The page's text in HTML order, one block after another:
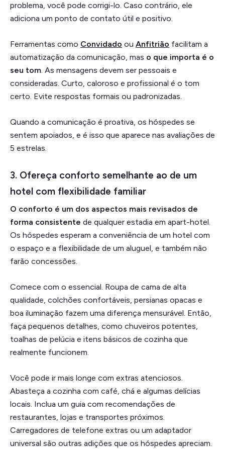
problema, você pode corrigi-lo. Caso contrário, ele
adiciona um ponto de contato útil e positivo.
Ferramentas como Convidado ou Anfitrião facilitam a
automatização da comunicação, mas o que importa é o
seu tom. As mensagens devem ser pessoais e
consideradas. Curto, caloroso e profissional é o tom
certo. Evite respostas formais ou padronizadas.
Quando a comunicação é proativa, os hóspedes se
sentem apoiados, e é isso que aparece nas avaliações de
5 estrelas.
3. Ofereça conforto semelhante ao de um
hotel com flexibilidade familiar
O conforto é um dos aspectos mais revisados de
forma consistente de qualquer estadia em apart-hotel.
Os hóspedes esperam a conveniência de um hotel com
o espaço e a flexibilidade de um aluguel, e também não
farão concessões.
Comece com o essencial. Roupa de cama de alta
qualidade, colchões confortáveis, persianas opacas e
boa iluminação fazem uma diferença mensurável. Então,
faça pequenos detalhes, como chuveiros potentes,
toalhas de pelúcia e itens básicos de cozinha que
realmente funcionem.
Você pode ir mais longe com extras atenciosos.
Abasteça a cozinha com café, chá e algumas delícias
locais. Inclua um guia com recomendações de
restaurantes, lojas e transportes próximos.
Carregadores de telefone extras ou um adaptador
universal são outras adições que os hóspedes apreciam.